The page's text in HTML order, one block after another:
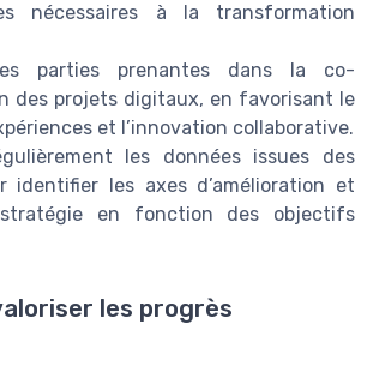
nécessaires à la transformation
parties prenantes dans la co-
des projets digitaux, en favorisant le
et l’innovation collaborative.
les données issues des
identifier les axes d’amélioration et
en fonction des objectifs
les progrès